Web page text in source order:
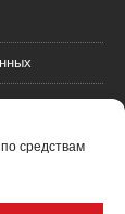
средствам